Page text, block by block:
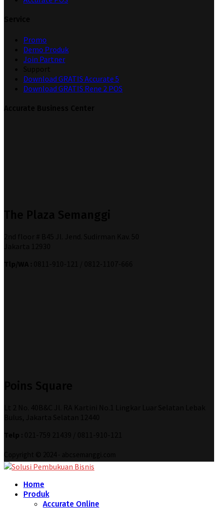
Promo
Demo Produk
Join Partner
Download GRATIS Accurate 5
Download GRATIS Rene 2 POS
Home
Produk
Accurate Online